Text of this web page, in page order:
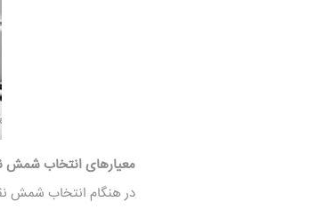
معیارهای انتخاب شمش
در هنگام انتخاب شمش